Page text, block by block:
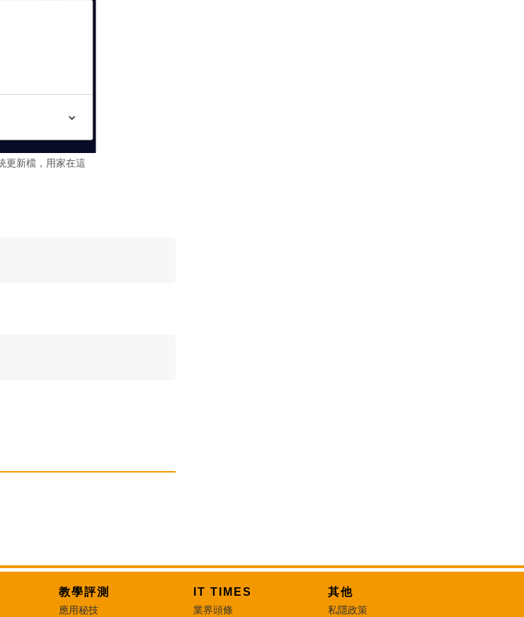
更新檔，用家在這
教學評測
應用秘技
IT TIMES
業界頭條
其他
私隱政策